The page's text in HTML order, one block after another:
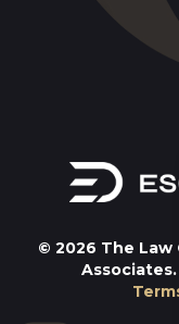
© 2026 The
Associates.